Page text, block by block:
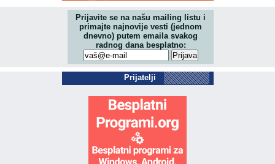
Prijavite se na našu mailing listu i
primajte najnovije vesti (jednom
dnevno) putem emaila svakog
radnog dana besplatno:
Prijatelji